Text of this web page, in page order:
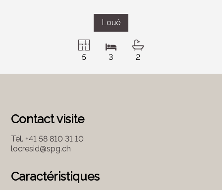
Loué
5 3 2
Contact visite
Tél. +41 58 810 31 10
locresid@spg.ch
Caractéristiques